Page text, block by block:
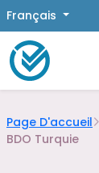
Français
Page D'accueil
BDO Turquie